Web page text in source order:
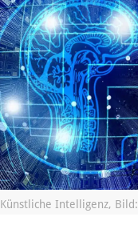
Künstliche Intelligenz,